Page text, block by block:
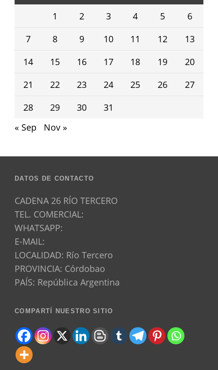
1
2 3 4 5
6
7
8 9 10 11 12
13
14
15 16 17 18 19
20
21
22 23 24 25 26
27
28
29 30
31
« Sep
Nov »
DATOS DE CONTACTO
CADENA 26 RÍO TERCERO
TEL. COMERCIAL:
WHATSAPP:
E-MAIL:
LOCALIDAD: Río Tercero
PROVINCIA: Córdobao
PAÍS: República Argentina
COMPARTÍ NUESTRO SITIO